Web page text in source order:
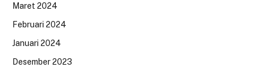
Maret 2024
Februari 2024
Januari 2024
Desember 2023